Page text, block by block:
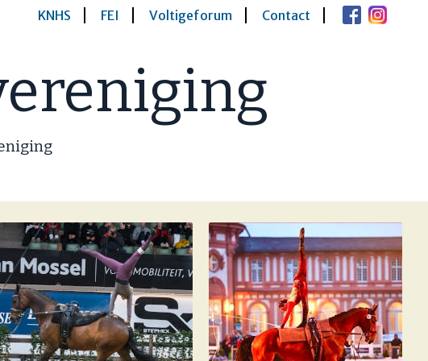
KNHS FEI Voltigeforum Contact